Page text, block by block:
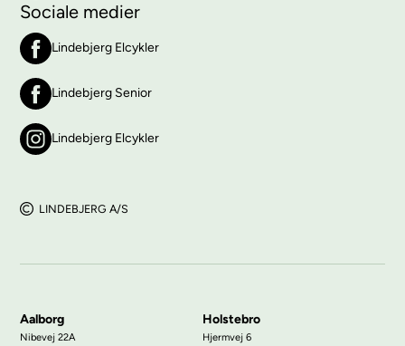
Sociale medier
Lindebjerg Elcykler
Lindebjerg Senior
Lindebjerg Elcykler
LINDEBJERG A/S
Aalborg
Nibevej 22A
Holstebro
Hjermvej 6